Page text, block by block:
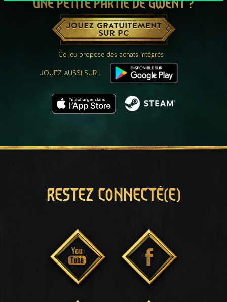
UNE PETITE PARTIE DE GWENT ?
JOUEZ GRATUITEMENT
SUR PC
Ce jeu propose des achats intégrés
JOUEZ AUSSI SUR :
RESTEZ CONNECTÉ(E)